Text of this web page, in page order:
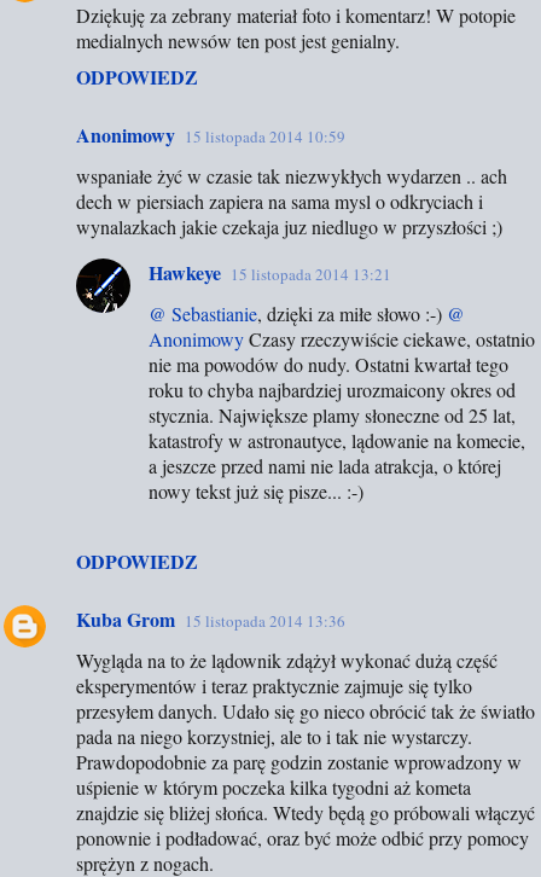
Dziękuję za zebrany materiał foto i komentarz! W potopie
medialnych newsów ten post jest genialny.
ODPOWIEDZ
Anonimowy 15 listopada 2014 10:59
wspaniałe żyć w czasie tak niezwykłych wydarzen .. ach
dech w piersiach zapiera na sama mysl o odkryciach i
wynalazkach jakie czekaja juz niedlugo w przyszłości ;)
ODPOWIEDZ
Hawkeye 15 listopada 2014 13:21
@ Sebastianie, dzięki za miłe słowo :-) @
AnonimowyCzasy rzeczywiście ciekawe, ostatnio
nie ma powodów do nudy. Ostatni kwartał tego
roku to chyba najbardziej urozmaicony okres od
stycznia. Największe plamy słoneczne od 25 lat,
katastrofy w astronautyce, lądowanie na komecie,
a jeszcze przed nami nie lada atrakcja, o której
nowy tekst już się pisze... :-)
Kuba Grom 15 listopada 2014 13:36
Wygląda na to że lądownik zdążył wykonać dużą część
eksperymentów i teraz praktycznie zajmuje się tylko
przesyłem danych. Udało się go nieco obrócić tak że światło
pada na niego korzystniej, ale to i tak nie wystarczy.
Prawdopodobnie za parę godzin zostanie wprowadzony w
uśpienie w którym poczeka kilka tygodni aż kometa
znajdzie się bliżej słońca. Wtedy będą go próbowali włączyć
ponownie i podładować, oraz być może odbić przy pomocy
sprężyn z nogach.